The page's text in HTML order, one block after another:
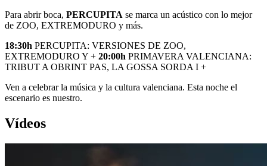
Para abrir boca, PERCUPITA se marca un acústico con lo mejor
de ZOO, EXTREMODURO y más.
18:30h PERCUPITA: VERSIONES DE ZOO,
EXTREMODURO Y + 20:00h PRIMAVERA VALENCIANA:
TRIBUT A OBRINT PAS, LA GOSSA SORDA I +
Ven a celebrar la música y la cultura valenciana. Esta noche el
escenario es nuestro.
Vídeos